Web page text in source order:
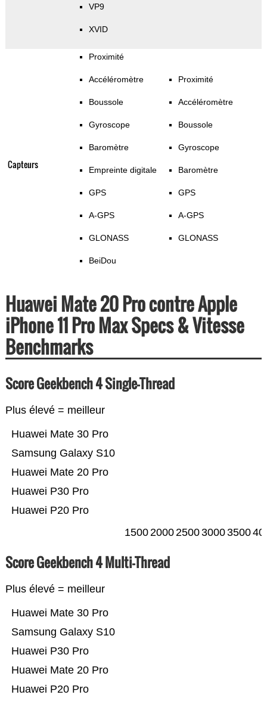
VP9
XVID
Capteurs
Proximité
Accéléromètre
Boussole
Gyroscope
Baromètre
Empreinte digitale
GPS
A-GPS
GLONASS
BeiDou
Proximité
Accéléromètre
Boussole
Gyroscope
Baromètre
GPS
A-GPS
GLONASS
Huawei Mate 20 Pro contre Apple
iPhone 11 Pro Max Specs & Vitesse
Benchmarks
Score Geekbench 4 Single-Thread
Plus élevé = meilleur
Huawei P20 Pro
Huawei P30 Pro
Huawei Mate 20 Pro
Samsung Galaxy S10
Huawei Mate 30 Pro
15002000250030003500
Score Geekbench 4 Multi-Thread
Plus élevé = meilleur
Huawei P20 Pro
Huawei Mate 20 Pro
Huawei P30 Pro
Samsung Galaxy S10
Huawei Mate 30 Pro